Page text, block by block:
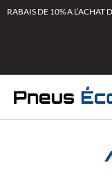
AllerRABAIS DE 10% A